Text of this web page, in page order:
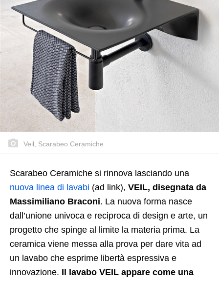
Veil, Scarabeo Ceramiche
Scarabeo Ceramiche si rinnova lasciando una
nuova linea di lavabi (ad link), VEIL, disegnata da
Massimiliano Braconi. La nuova forma nasce
dall’unione univoca e reciproca di design e arte, un
progetto che spinge al limite la materia prima. La
ceramica viene messa alla prova per dare vita ad
un lavabo che esprime libertà espressiva e
innovazione. Il lavabo VEIL appare come una